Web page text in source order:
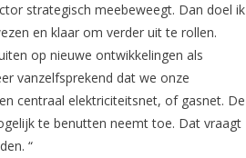
strategisch meebeweegt. Dan doel ik
en klaar om verder uit te rollen.
op nieuwe ontwikkelingen als
vanzelfsprekend dat we onze
centraal elektriciteitsnet, of gasnet. De
te benutten neemt toe. Dat vraagt
“